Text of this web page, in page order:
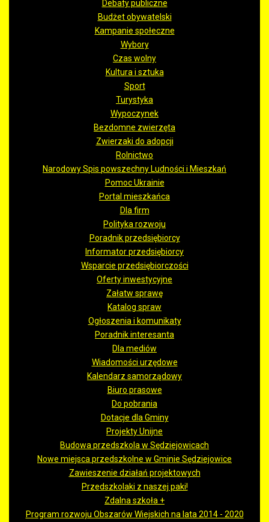
Debaty publiczne
Budżet obywatelski
Kampanie społeczne
Wybory
Czas wolny
Kultura i sztuka
Sport
Turystyka
Wypoczynek
Bezdomne zwierzęta
Zwierzaki do adopcji
Rolnictwo
Narodowy Spis powszechny Ludności i Mieszkań
Pomoc Ukrainie
Portal mieszkańca
Dla firm
Polityka rozwoju
Poradnik przedsiębiorcy
Informator przedsiębiorcy
Wsparcie przedsiębiorczości
Oferty inwestycyjne
Załatw sprawę
Katalog spraw
Ogłoszenia i komunikaty
Poradnik interesanta
Dla mediów
Wiadomości urzędowe
Kalendarz samorządowy
Biuro prasowe
Do pobrania
Dotacje dla Gminy
Projekty Unijne
Budowa przedszkola w Sędziejowicach
Nowe miejsca przedszkolne w Gminie Sędziejowice
Zawieszenie działań projektowych
Przedszkolaki z naszej paki!
Zdalna szkoła +
Program rozwoju Obszarów Wiejskich na lata 2014 - 2020